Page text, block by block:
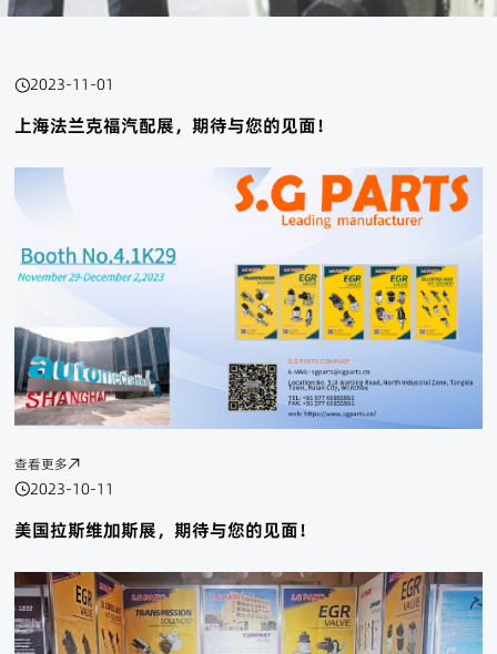
2023-11-01
上海法兰克福汽配展，期待与您的见面！
查看更多
2023-10-11
美国拉斯维加斯展，期待与您的见面！